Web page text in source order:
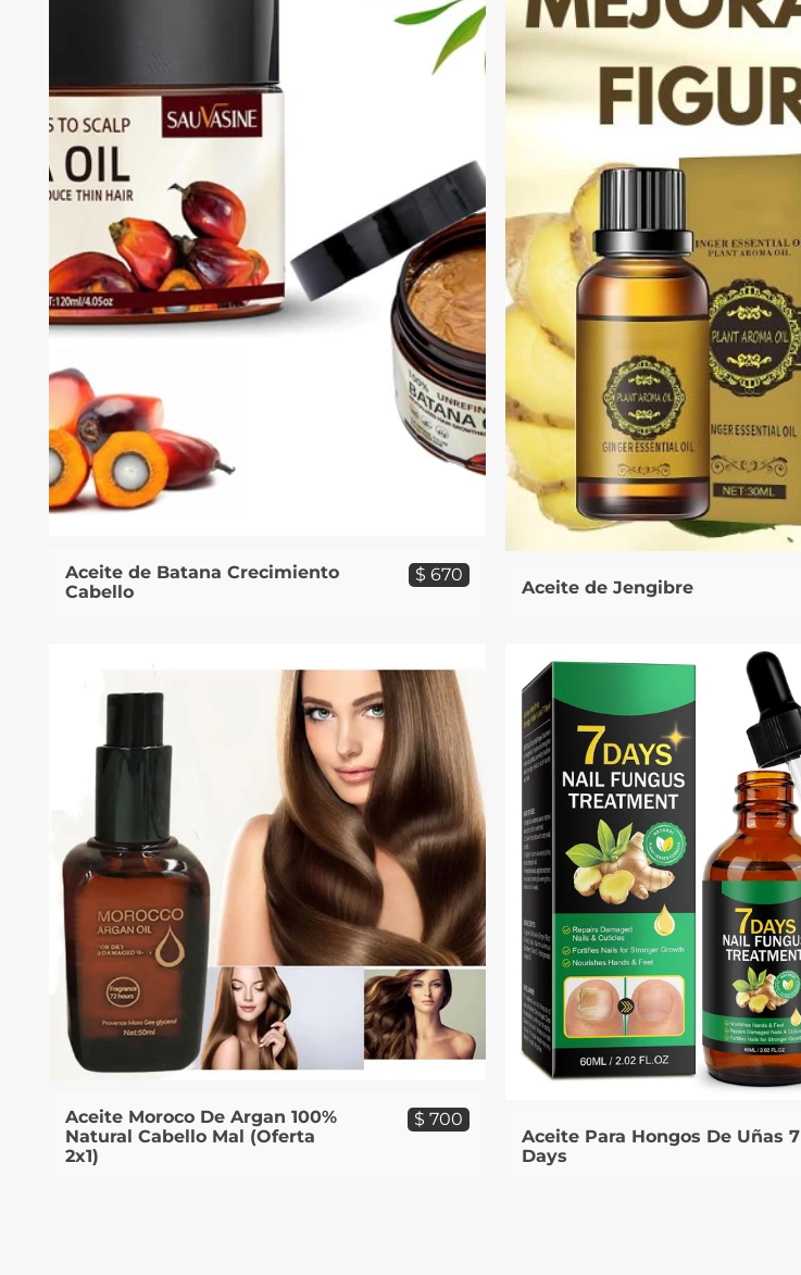
Aceite de Batana Crecimiento
Cabello
$ 670
Aceite de Jengibre
Aceite Moroco De Argan 100%
Natural Cabello Mal (Oferta
2x1)
$ 700
Aceite Para Hongos De Uñas 7
Days